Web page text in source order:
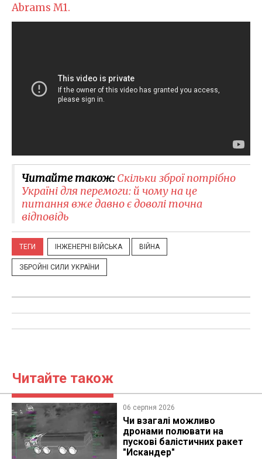
Abrams M1.
Читайте також:Скільки зброї потрібно
Україні для перемоги: й чому на це
питання вже давно є доволі точна
відповідь
ТЕГИ ІНЖЕНЕРНІ ВІЙСЬКА ВІЙНА
ЗБРОЙНІ СИЛИ УКРАЇНИ
Читайте також
06 серпня 2026
Чи взагалі можливо
дронами полювати на
пускові балістичних ракет
"Искандер"